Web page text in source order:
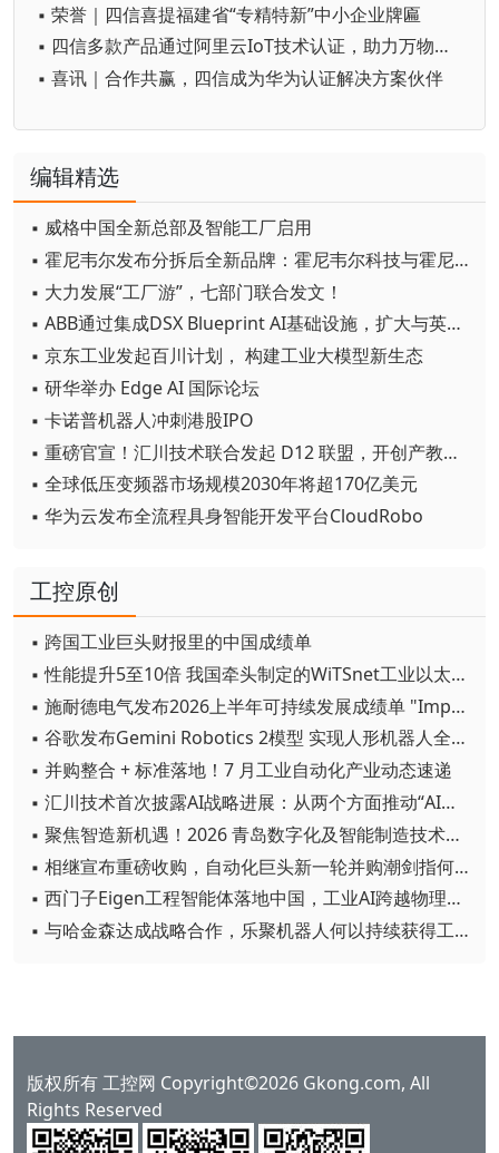
▪ 荣誉｜四信喜提福建省“专精特新”中小企业牌匾
▪ 四信多款产品通过阿里云IoT技术认证，助力万物互联时代
▪ 喜讯｜合作共赢，四信成为华为认证解决方案伙伴
编辑精选
▪ 威格中国全新总部及智能工厂启用
▪ 霍尼韦尔发布分拆后全新品牌：霍尼韦尔科技与霍尼韦尔航空航天
▪ 大力发展“工厂游”，七部门联合发文！
▪ ABB通过集成DSX Blueprint AI基础设施，扩大与英伟达的合作
▪ 京东工业发起百川计划， 构建工业大模型新生态
▪ 研华举办 Edge AI 国际论坛
▪ 卡诺普机器人冲刺港股IPO
▪ 重磅官宣！汇川技术联合发起 D12 联盟，开创产教融合新范式
▪ 全球低压变频器市场规模2030年将超170亿美元
▪ 华为云发布全流程具身智能开发平台CloudRobo
工控原创
▪ 跨国工业巨头财报里的中国成绩单
▪ 性能提升5至10倍 我国牵头制定的WiTSnet工业以太网国际标准正式发布
▪ 施耐德电气发布2026上半年可持续发展成绩单 "Impact 2030"路线图开局稳健
▪ 谷歌发布Gemini Robotics 2模型 实现人形机器人全身智能控制突破
▪ 并购整合 + 标准落地！7 月工业自动化产业动态速递
▪ 汇川技术首次披露AI战略进展：从两个方面推动“AI业务化”落地
▪ 聚焦智造新机遇！2026 青岛数字化及智能制造技术论坛圆满落幕
▪ 相继宣布重磅收购，自动化巨头新一轮并购潮剑指何方？
▪ 西门子Eigen工程智能体落地中国，工业AI跨越物理世界“确定性”拐点
▪ 与哈金森达成战略合作，乐聚机器人何以持续获得工业巨头青睐？
版权所有 工控网 Copyright©2026 Gkong.com, All
Rights Reserved